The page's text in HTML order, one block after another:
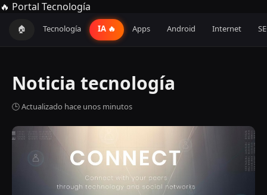
🔥 Portal Tecnología
🏠 Tecnología IA 🔥 Apps Android Internet
Noticia tecnología
🕒 Actualizado hace unos minutos